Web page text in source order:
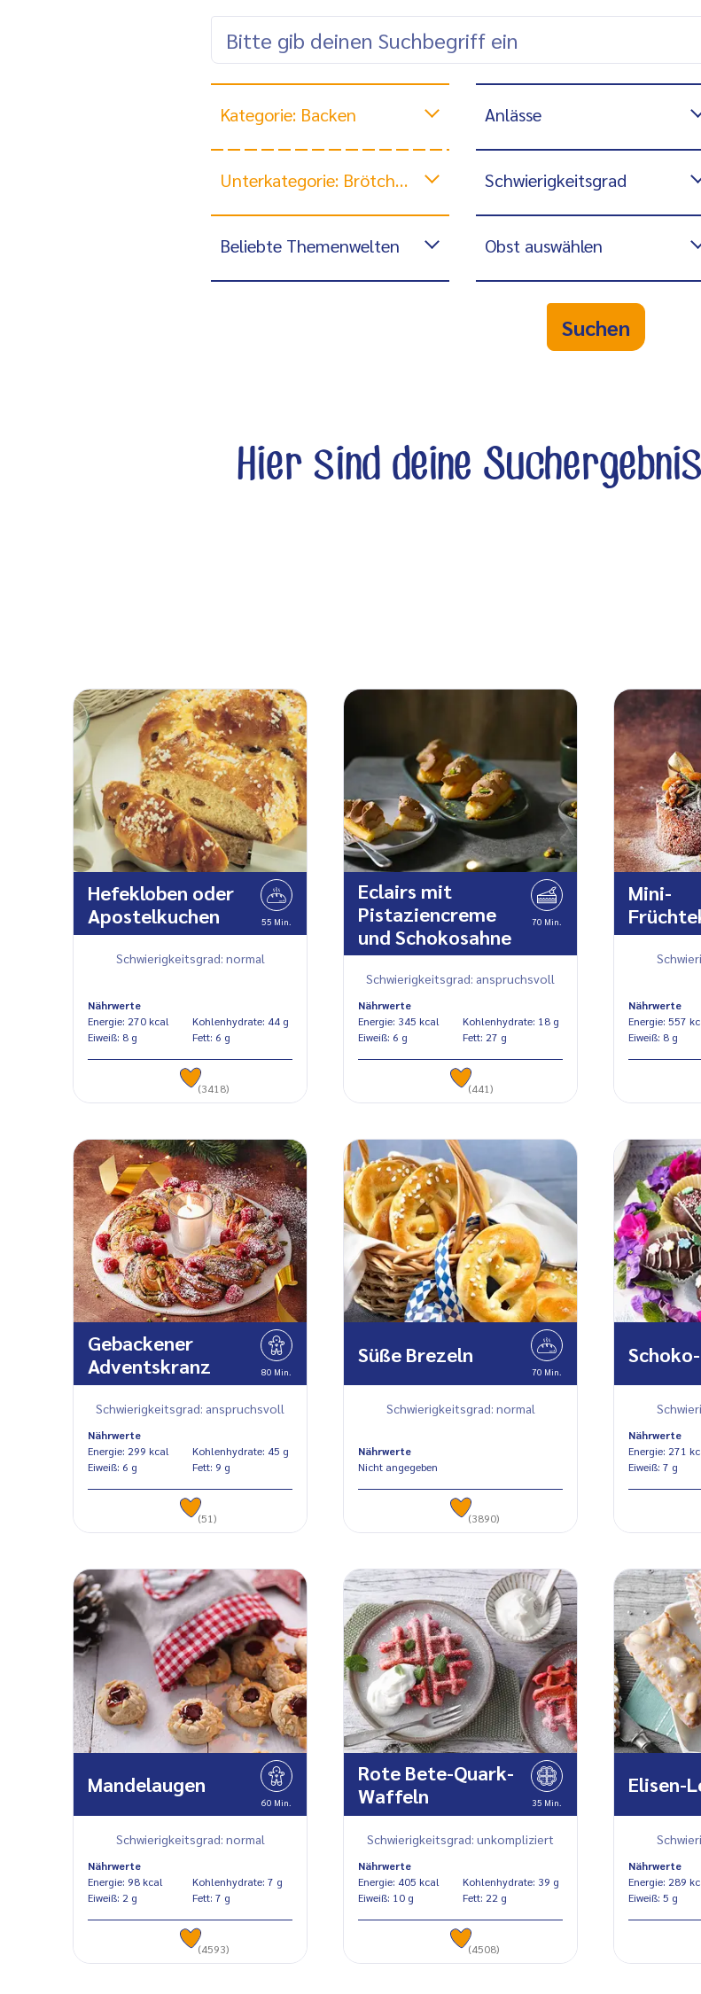
Kategorie: Backen Anlässe
Unterkategorie: Brötchen, Brot & Co ... Schwierigkeitsgrad
Beliebte Themenwelten Obst auswählen
Suchen
Hier sind deine
Hefekloben oder
Apostelkuchen
55 Min.
Schwierigkeitsgrad: normal
Nährwerte
Energie: 270 kcal
Eiweiß: 8 g
Kohlenhydrate: 44 g
Fett: 6 g
(3418)
Eclairs mit
Pistaziencreme
und Schokosahne
70 Min.
Schwierigkeitsgrad: anspruchsvoll
Nährwerte
Energie: 345 kcal
Eiweiß: 6 g
Kohlenhydrate: 18 g
Fett: 27 g
(441)
Mini-
Nährwerte
Energie:
Eiweiß: 8 g
Gebackener
Adventskranz
80 Min.
Schwierigkeitsgrad: anspruchsvoll
Nährwerte
Energie: 299 kcal
Eiweiß: 6 g
Kohlenhydrate: 45 g
Fett: 9 g
(51)
Süße Brezeln
70 Min.
Schwierigkeitsgrad: normal
Nährwerte
Nicht angegeben
(3890)
Nährwerte
Energie:
Eiweiß: 7 g
Mandelaugen
60 Min.
Schwierigkeitsgrad: normal
Nährwerte
Energie: 98 kcal
Eiweiß: 2 g
Kohlenhydrate: 7 g
Fett: 7 g
(4593)
Rote Bete-Quark-
Waffeln
35 Min.
Schwierigkeitsgrad: unkompliziert
Nährwerte
Energie: 405 kcal
Eiweiß: 10 g
Kohlenhydrate: 39 g
Fett: 22 g
(4508)
Elisen-
Nährwerte
Energie: 289
Eiweiß: 5 g